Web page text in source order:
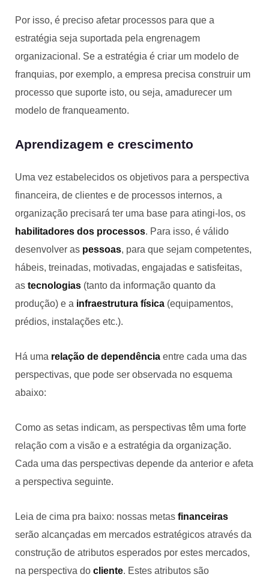
Por isso, é preciso afetar processos para que a
estratégia seja suportada pela engrenagem
organizacional. Se a estratégia é criar um modelo de
franquias, por exemplo, a empresa precisa construir um
processo que suporte isto, ou seja, amadurecer um
modelo de franqueamento.
Aprendizagem e crescimento
Uma vez estabelecidos os objetivos para a perspectiva
financeira, de clientes e de processos internos, a
organização precisará ter uma base para atingi-los, os
habilitadores dos processos. Para isso, é válido
desenvolver as pessoas, para que sejam competentes,
hábeis, treinadas, motivadas, engajadas e satisfeitas,
as tecnologias (tanto da informação quanto da
produção) e a infraestrutura física (equipamentos,
prédios, instalações etc.).
Há uma relação de dependência entre cada uma das
perspectivas, que pode ser observada no esquema
abaixo:
Como as setas indicam, as perspectivas têm uma forte
relação com a visão e a estratégia da organização.
Cada uma das perspectivas depende da anterior e afeta
a perspectiva seguinte.
Leia de cima pra baixo: nossas metas financeiras
serão alcançadas em mercados estratégicos através da
construção de atributos esperados por estes mercados,
na perspectiva do cliente. Estes atributos são